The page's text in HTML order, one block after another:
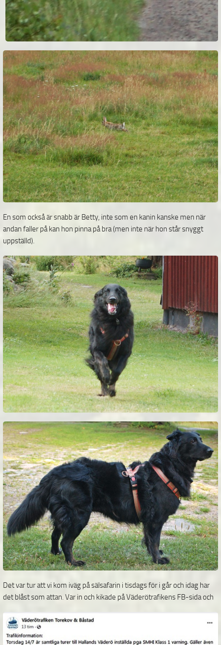
En som också är snabb är Betty, inte som en kanin kanske men när
andan faller på kan hon pinna på bra (men inte när hon står snyggt
uppställd).
Det var tur att vi kom iväg på sälsafarin i tisdags för i går och idag har
det blåst som attan. Var in och kikade på Väderötrafikens FB-sida och